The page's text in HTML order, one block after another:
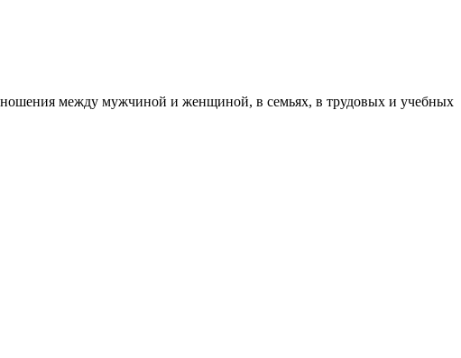
между мужчиной и женщиной, в семьях, в трудовых и учебных